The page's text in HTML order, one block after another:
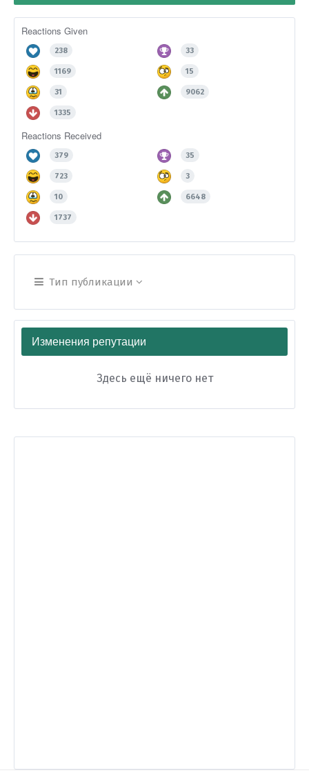
Reactions Given
238 33
1169 15
31 9062
1335
Reactions Received
379 35
723 3
10 6648
1737
Тип публикации
Изменения репутации
Здесь ещё ничего нет